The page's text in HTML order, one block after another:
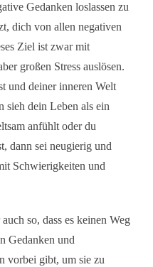
Gedanken loslassen zu
dich von allen negativen
Ziel ist zwar mit
großen Stress auslösen.
und deiner inneren Welt
sieh dein Leben als ein
anfühlt oder du
dann sei neugierig und
Schwierigkeiten und
so, dass es keinen Weg
Gedanken und
vorbei gibt, um sie zu